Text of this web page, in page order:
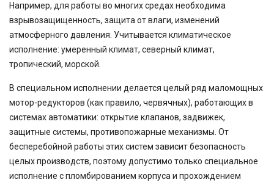
Например, для работы во многих средах необходима
взрывозащищенность, защита от влаги, изменений
атмосферного давления. Учитывается климатическое
исполнение: умеренный климат, северный климат,
тропический, морской.
В специальном исполнении делается целый ряд маломощных
мотор-редукторов (как правило, червячных), работающих в
системах автоматики: открытие клапанов, задвижек,
защитные системы, противопожарные механизмы. От
бесперебойной работы этих систем зависит безопасность
целых производств, поэтому допустимо только специальное
исполнение с пломбированием корпуса и прохождением